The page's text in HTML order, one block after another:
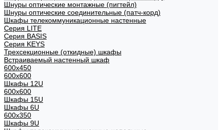
Шнуры оптические монтажные (пигтейл)
Шнуры оптические соединительные (патч-корд)
Шкафы телекоммуникационные настенные
Cерия LITE
Cерия BASIS
Cерия KEYS
Трехсекционные (откидные) шкафы
Встраиваемый настенный шкаф
600x450
600x600
Шкафы 12U
600x600
Шкафы 15U
Шкафы 6U
600x350
Шкафы 9U